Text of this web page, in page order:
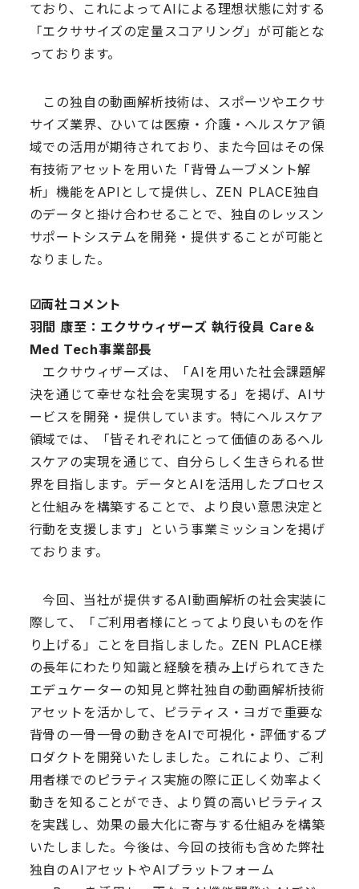
ており、これによってAIによる理想状態に対する
「エクササイズの定量スコアリング」が可能とな
っております。
この独自の動画解析技術は、スポーツやエクサ
サイズ業界、ひいては医療・介護・ヘルスケア領
域での活用が期待されており、また今回はその保
有技術アセットを用いた「背骨ムーブメント解
析」機能をAPIとして提供し、ZEN PLACE独自
のデータと掛け合わせることで、独自のレッスン
サポートシステムを開発・提供することが可能と
なりました。
☑︎両社コメント
羽間 康至：エクサウィザーズ 執行役員 Care＆
Med Tech事業部長
エクサウィザーズは、「AIを用いた社会課題解
決を通じて幸せな社会を実現する」を掲げ、AIサ
ービスを開発・提供しています。特にヘルスケア
領域では、「皆それぞれにとって価値のあるヘル
スケアの実現を通じて、自分らしく生きられる世
界を目指します。データとAIを活用したプロセス
と仕組みを構築することで、より良い意思決定と
行動を支援します」という事業ミッションを掲げ
ております。
今回、当社が提供するAI動画解析の社会実装に
際して、「ご利用者様にとってより良いものを作
り上げる」ことを目指しました。ZEN PLACE様
の長年にわたり知識と経験を積み上げられてきた
エデュケーターの知見と弊社独自の動画解析技術
アセットを活かして、ピラティス・ヨガで重要な
背骨の一骨一骨の動きをAIで可視化・評価するプ
ロダクトを開発いたしました。これにより、ご利
用者様でのピラティス実施の際に正しく効率よく
動きを知ることができ、より質の高いピラティス
を実践し、効果の最大化に寄与する仕組みを構築
いたしました。今後は、今回の技術も含めた弊社
独自のAIアセットやAIプラットフォーム